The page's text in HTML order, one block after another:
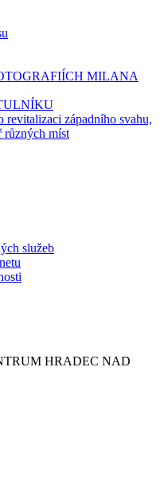
MILANA
revitalizaci západního svahu,
různých míst
služeb
HRADEC NAD